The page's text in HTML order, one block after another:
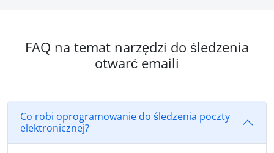
FAQ na temat narzędzi do śledzenia
otwarć emaili
Co robi oprogramowanie do śledzenia poczty
elektronicznej?